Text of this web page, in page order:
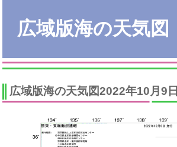
広域版海の天気図
広域版海の天気図2022年10月9日